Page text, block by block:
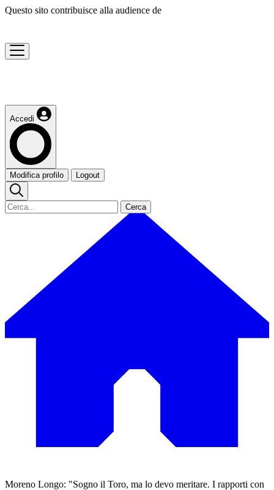
Questo sito contribuisce alla audience de
Accedi
Modifica profilo Logout
Cerca
Moreno Longo: "Sogno il Toro, ma lo devo meritare. I rapporti con